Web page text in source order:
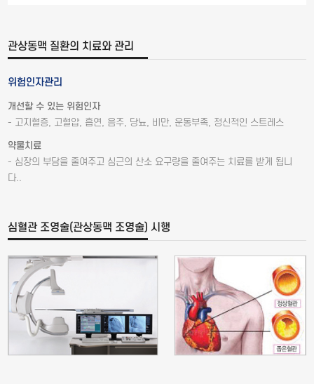
관상동맥 질환의 치료와 관리
위험인자관리
개선할 수 있는 위험인자
- 고지혈증, 고혈압, 흡연, 음주, 당뇨, 비만, 운동부족, 정신적인 스트레스
약물치료
- 심장의 부담을 줄여주고 심근의 산소 요구량을 줄여주는 치료를 받게 됩니
다..
심혈관 조영술(관상동맥 조영술) 시행